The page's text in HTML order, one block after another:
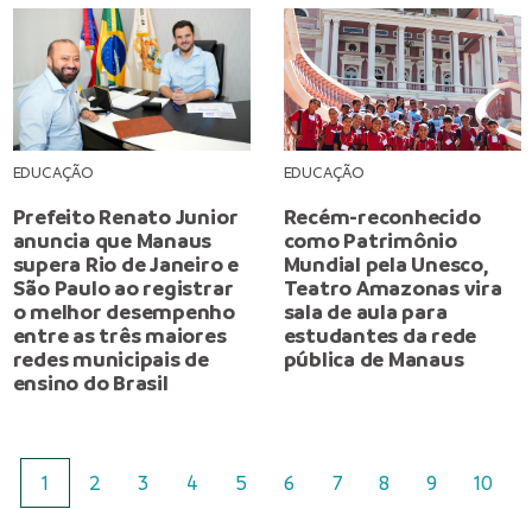
EDUCAÇÃO
Prefeito Renato Junior
anuncia que Manaus
supera Rio de Janeiro e
São Paulo ao registrar
o melhor desempenho
entre as três maiores
redes municipais de
ensino do Brasil
EDUCAÇÃO
Recém-reconhecido
como Patrimônio
Mundial pela Unesco,
Teatro Amazonas vira
sala de aula para
estudantes da rede
pública de Manaus
1 2 3 4 5 6 7 8 9 10